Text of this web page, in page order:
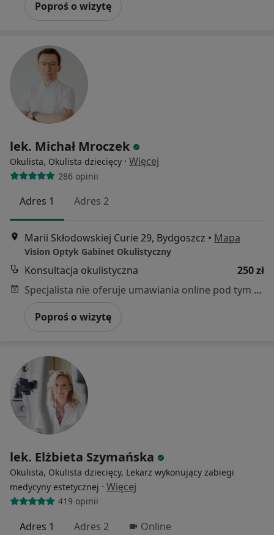
Poproś o wizytę
lek. Michał Mroczek
Okulista, Okulista dziecięcy · Więcej
286 opinii
Adres 1 Adres 2
Marii Skłodowskiej Curie 29, Bydgoszcz • Mapa
Vision Optyk Gabinet Okulistyczny
Konsultacja okulistyczna
250 zł
Specjalista nie oferuje umawiania online pod tym adresem.
Poproś o wizytę
lek. Elżbieta Szymańska
Okulista, Okulista dziecięcy, Lekarz wykonujący zabiegi
medycyny estetycznej · Więcej
419 opinii
Adres 1 Adres 2 Online